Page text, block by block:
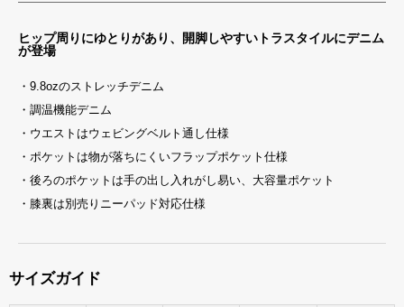
ヒップ周りにゆとりがあり、開脚しやすいトラスタイルにデニム
が登場
・9.8ozのストレッチデニム
・調温機能デニム
・ウエストはウェビングベルト通し仕様
・ポケットは物が落ちにくいフラップポケット仕様
・後ろのポケットは手の出し入れがし易い、大容量ポケット
・膝裏は別売りニーパッド対応仕様
サイズガイド